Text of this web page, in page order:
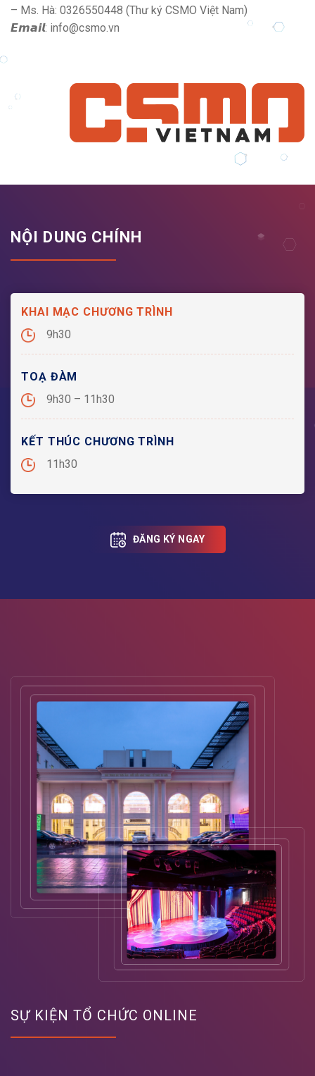
– Ms. Hà: 0326550448 (Thư ký CSMO Việt Nam)
𝙀𝙢𝙖𝙞𝙡: info@csmo.vn
NỘI DUNG CHÍNH
9h30
KHAI MẠC CHƯƠNG TRÌNH
9h30 – 11h30
TOẠ ĐÀM
11h30
KẾT THÚC CHƯƠNG TRÌNH
ĐĂNG KÝ NGAY
SỰ KIỆN TỔ CHỨC ONLINE